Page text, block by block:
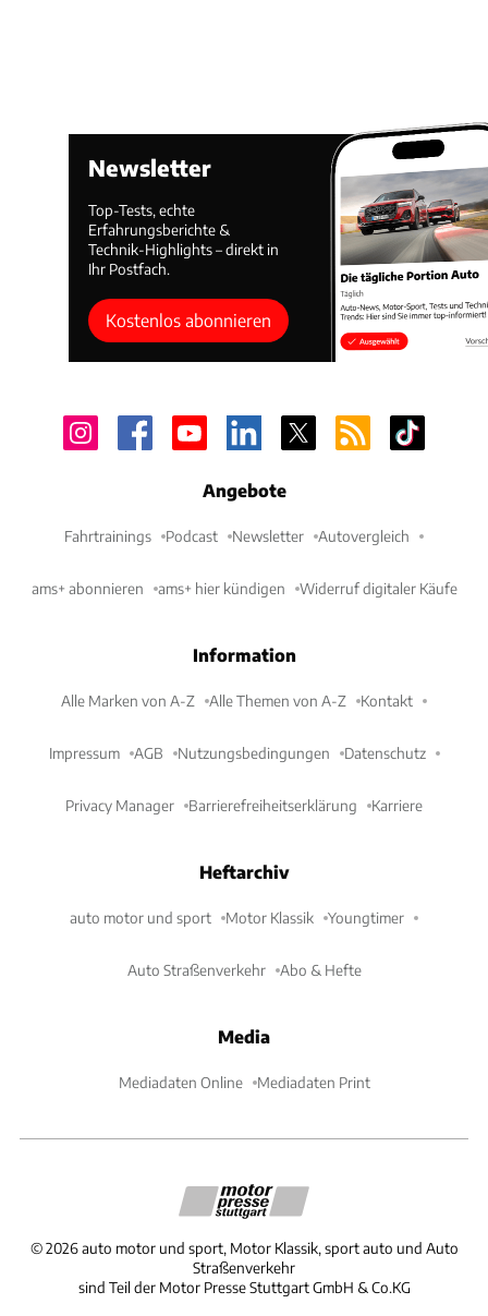
Newsletter
Top-Tests, echte
Erfahrungsberichte &
Technik-Highlights – direkt in
Ihr Postfach.
Kostenlos abonnieren
Angebote
Fahrtrainings Podcast Newsletter Autovergleich
ams+ abonnieren ams+ hier kündigen Widerruf digitaler Käufe
Information
Alle Marken von A-Z Alle Themen von A-Z Kontakt
Impressum AGB Nutzungsbedingungen Datenschutz
Privacy Manager Barrierefreiheitserklärung Karriere
Heftarchiv
auto motor und sport Motor Klassik Youngtimer
Auto Straßenverkehr Abo & Hefte
Media
Mediadaten Online Mediadaten Print
©2026 auto motor und sport, Motor Klassik, sport auto und Auto
Straßenverkehr
sind Teil der Motor Presse Stuttgart GmbH & Co.KG